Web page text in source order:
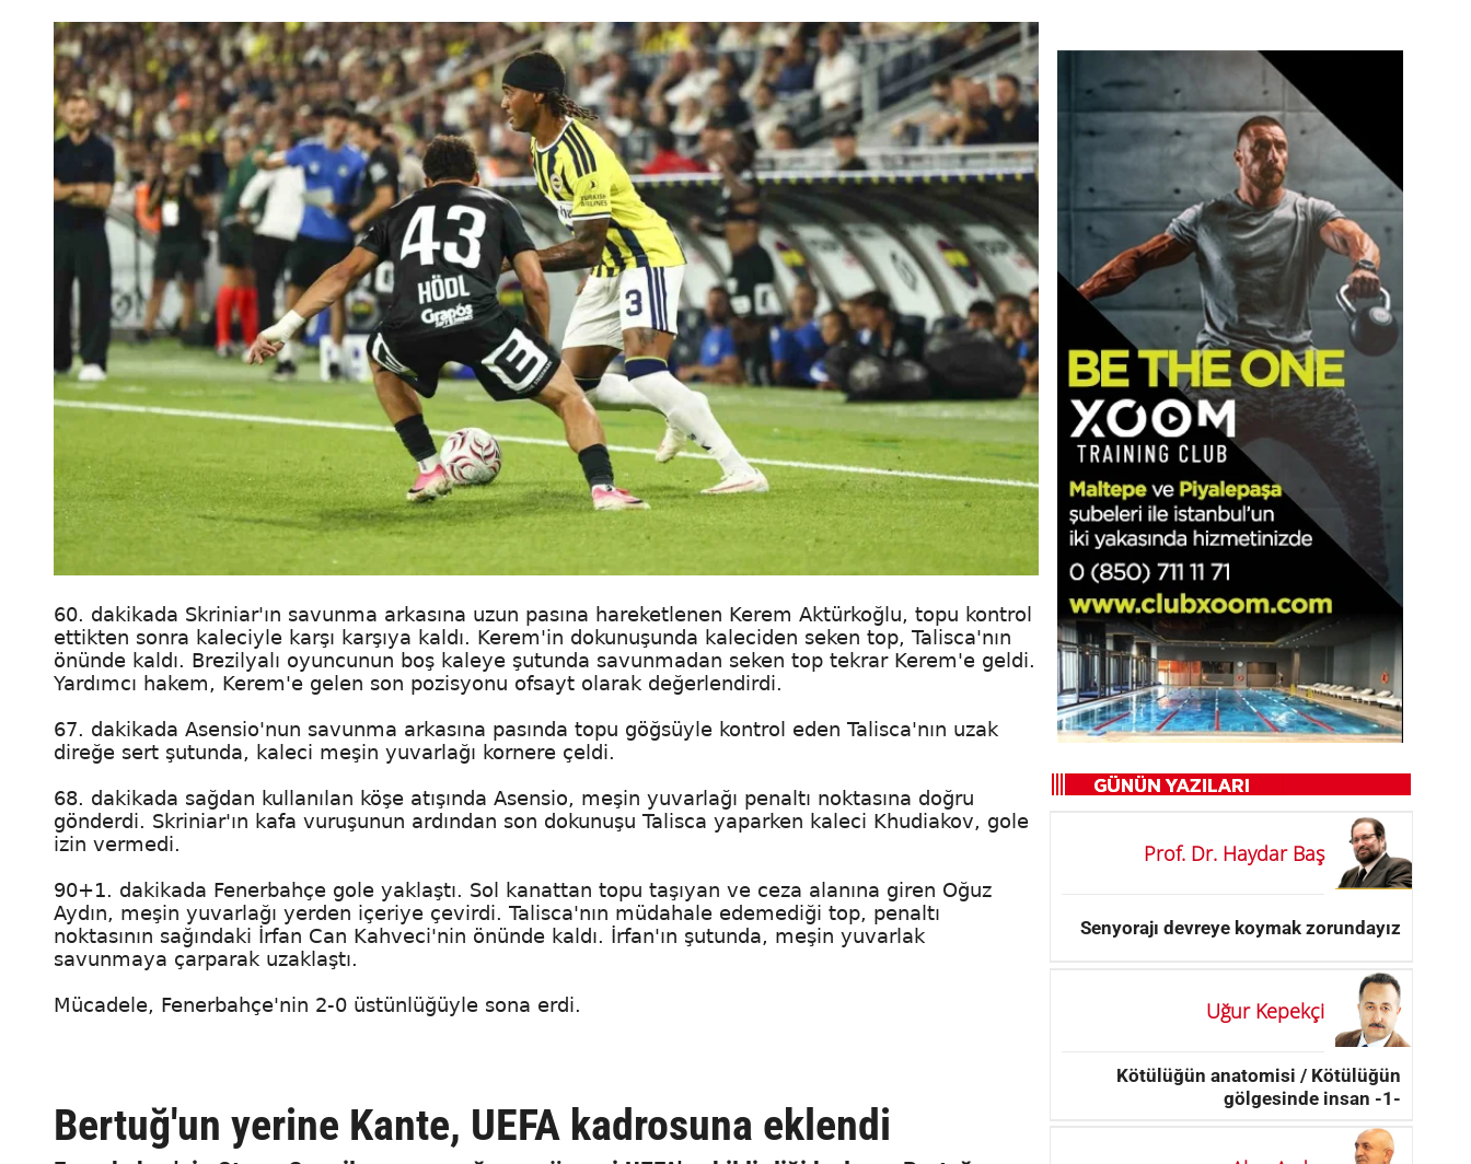
60. dakikada Skriniar'ın savunma arkasına uzun pasına hareketlenen Kerem Aktürkoğlu, topu kontrol
ettikten sonra kaleciyle karşı karşıya kaldı. Kerem'in dokunuşunda kaleciden seken top, Talisca'nın
önünde kaldı. Brezilyalı oyuncunun boş kaleye şutunda savunmadan seken top tekrar Kerem'e geldi.
Yardımcı hakem, Kerem'e gelen son pozisyonu ofsayt olarak değerlendirdi.
67. dakikada Asensio'nun savunma arkasına pasında topu göğsüyle kontrol eden Talisca'nın uzak
direğe sert şutunda, kaleci meşin yuvarlağı kornere çeldi.
68. dakikada sağdan kullanılan köşe atışında Asensio, meşin yuvarlağı penaltı noktasına doğru
gönderdi. Skriniar'ın kafa vuruşunun ardından son dokunuşu Talisca yaparken kaleci Khudiakov, gole
izin vermedi.
90+1. dakikada Fenerbahçe gole yaklaştı. Sol kanattan topu taşıyan ve ceza alanına giren Oğuz
Aydın, meşin yuvarlağı yerden içeriye çevirdi. Talisca'nın müdahale edemediği top, penaltı
noktasının sağındaki İrfan Can Kahveci'nin önünde kaldı. İrfan'ın şutunda, meşin yuvarlak
savunmaya çarparak uzaklaştı.
Mücadele, Fenerbahçe'nin 2-0 üstünlüğüyle sona erdi.
Bertuğ'un yerine Kante, UEFA kadrosuna eklendi
Prof. Dr. Haydar Baş
Senyorajı devreye koymak zorundayız
Uğur Kepekçi
Kötülüğün anatomisi / Kötülüğün
gölgesinde insan -1-